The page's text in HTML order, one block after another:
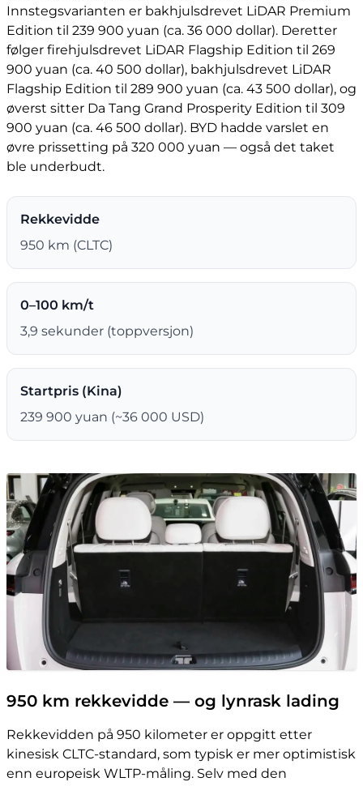
Innstegsvarianten er bakhjulsdrevet LiDAR Premium
Edition til 239 900 yuan (ca. 36 000 dollar). Deretter
følger firehjulsdrevet LiDAR Flagship Edition til 269
900 yuan (ca. 40 500 dollar), bakhjulsdrevet LiDAR
Flagship Edition til 289 900 yuan (ca. 43 500 dollar), og
øverst sitter Da Tang Grand Prosperity Edition til 309
900 yuan (ca. 46 500 dollar). BYD hadde varslet en
øvre prissetting på 320 000 yuan — også det taket
ble underbudt.
Rekkevidde
950 km (CLTC)
0–100 km/t
3,9 sekunder (toppversjon)
Startpris (Kina)
239 900 yuan (~36 000 USD)
950 km rekkevidde — og lynrask lading
Rekkevidden på 950 kilometer er oppgitt etter
kinesisk CLTC-standard, som typisk er mer optimistisk
enn europeisk WLTP-måling. Selv med den